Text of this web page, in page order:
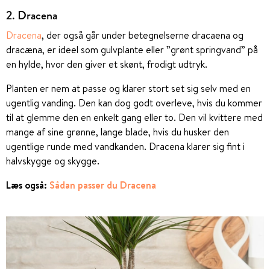
2. Dracena
Dracena, der også går under betegnelserne dracaena og
dracæna, er ideel som gulvplante eller ”grønt springvand” på
en hylde, hvor den giver et skønt, frodigt udtryk.
Planten er nem at passe og klarer stort set sig selv med en
ugentlig vanding. Den kan dog godt overleve, hvis du kommer
til at glemme den en enkelt gang eller to. Den vil kvittere med
mange af sine grønne, lange blade, hvis du husker den
ugentlige runde med vandkanden. Dracena klarer sig fint i
halvskygge og skygge.
Læs også: Sådan passer du Dracena